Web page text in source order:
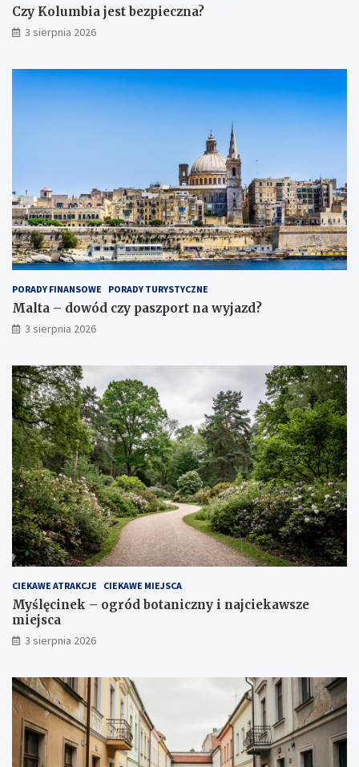
Czy Kolumbia jest bezpieczna?
3 sierpnia 2026
PORADY FINANSOWE PORADY TURYSTYCZNE
Malta – dowód czy paszport na wyjazd?
3 sierpnia 2026
CIEKAWE ATRAKCJE CIEKAWE MIEJSCA
Myślęcinek – ogród botaniczny i najciekawsze
miejsca
3 sierpnia 2026